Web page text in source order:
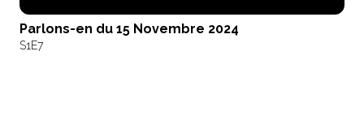
Parlons-en du 15 Novembre 2024
S1E7